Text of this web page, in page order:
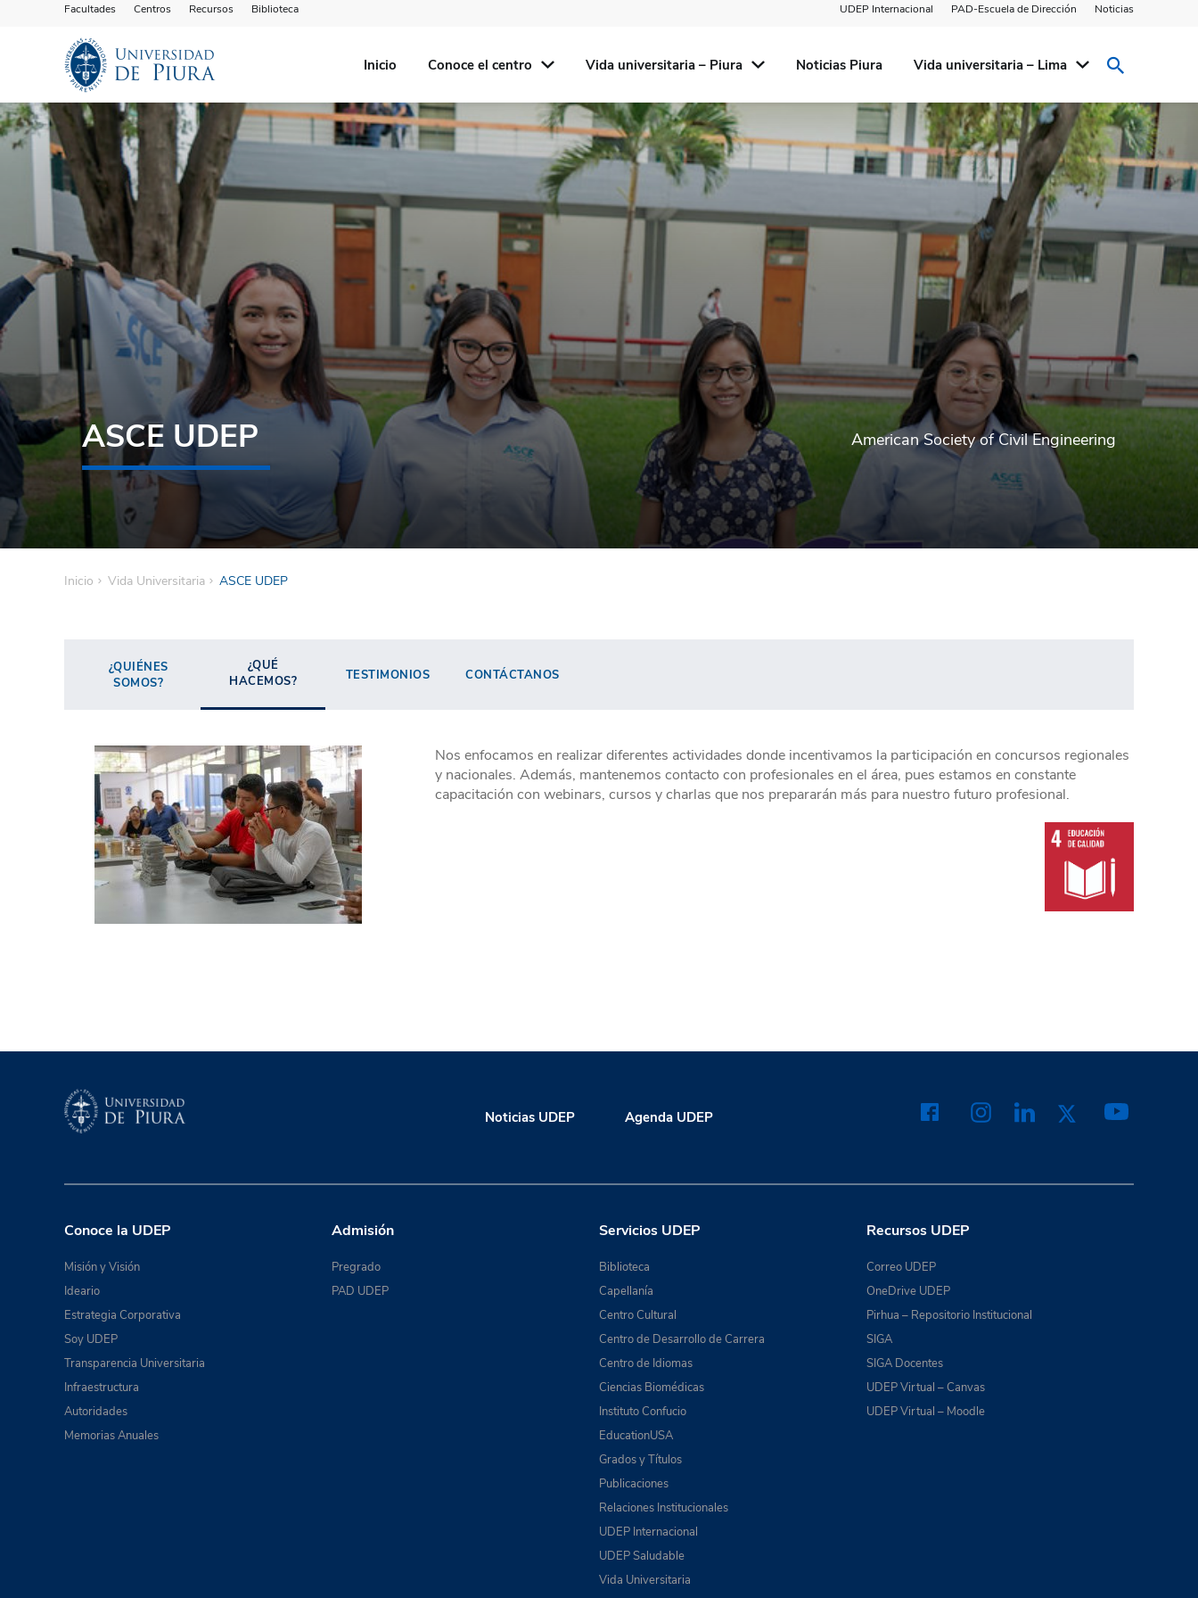
Facultades Centros Recursos Biblioteca UDEP Internacional PAD-Escuela de Dirección Noticias
Inicio Conoce el centro Vida universitaria – Piura Noticias Piura Vida universitaria – Lima
ASCE UDEP American Society of Civil Engineering
Inicio Vida Universitaria ASCE UDEP
¿QUIÉNES
SOMOS?
¿QUÉ
HACEMOS?
TESTIMONIOS CONTÁCTANOS
Nos enfocamos en realizar diferentes actividades donde incentivamos la participación en concursos regionales
y nacionales. Además, mantenemos contacto con profesionales en el área, pues estamos en constante
capacitación con webinars, cursos y charlas que nos prepararán más para nuestro futuro profesional.
Noticias UDEP Agenda UDEP
Conoce la UDEP
Misión y Visión
Ideario
Estrategia Corporativa
Soy UDEP
Transparencia Universitaria
Infraestructura
Autoridades
Memorias Anuales
Admisión
Pregrado
PAD UDEP
Servicios UDEP
Biblioteca
Capellanía
Centro Cultural
Centro de Desarrollo de Carrera
Centro de Idiomas
Ciencias Biomédicas
Instituto Confucio
EducationUSA
Grados y Títulos
Publicaciones
Relaciones Institucionales
UDEP Internacional
UDEP Saludable
Vida Universitaria
Recursos UDEP
Correo UDEP
OneDrive UDEP
Pirhua – Repositorio Institucional
SIGA
SIGA Docentes
UDEP Virtual – Canvas
UDEP Virtual – Moodle